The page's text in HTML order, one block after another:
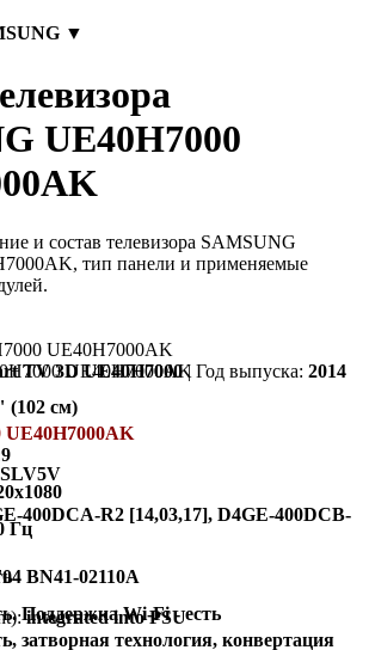
▼
UE40H7000
и состав телевизора SAMSUNG
тип панели и применяемые
UE40H7000AK
TV 3D UE40H7000| Год выпуска: 2014
(102 см)
Гц
Поддержка Wi-Fi - есть
затворная технология, конвертация
UE40H7000AK
400DCA-R2 [14,03,17], D4GE-400DCB-
BN41-02110A
integrated into PSU